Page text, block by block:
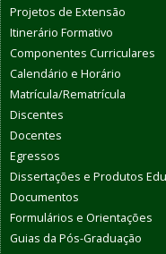
Projetos de Extensão
Itinerário Formativo
Componentes Curriculares
Calendário e Horário
Matrícula/Rematrícula
Discentes
Docentes
Egressos
Dissertações e Produtos
Documentos
Formulários e Orientações
Guias da Pós-Graduação